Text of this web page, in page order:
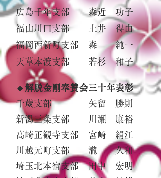
広島千年支部 森近 功子
福山川口支部 土井 得由
福岡西新町支部 森 純一
天草本渡支部 若杉 和子
🔸解脱金剛奉賛会三十年表彰
千歳支部 矢留 勝則
新潟三条支部 川瀬 康裕
高崎正観寺支部 宮崎 絹江
川越元町支部 瀧 久和
埼玉北本宿支部 田中 宏明